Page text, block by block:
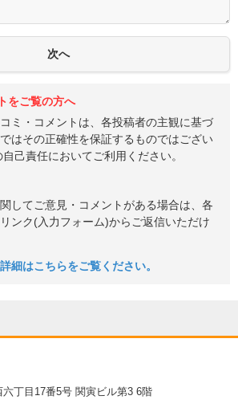
をご覧の方へ
ミ・コメントは、各投稿者の主観に基づ
はその正確性を保証するものではござい
己責任においてご利用ください。
してご意見・コメントがある場合は、各
ンク(入力フォーム)からご返信いただけ
細はこちらをご覧ください。
丁目17番5号 関寅ビル第3 6階